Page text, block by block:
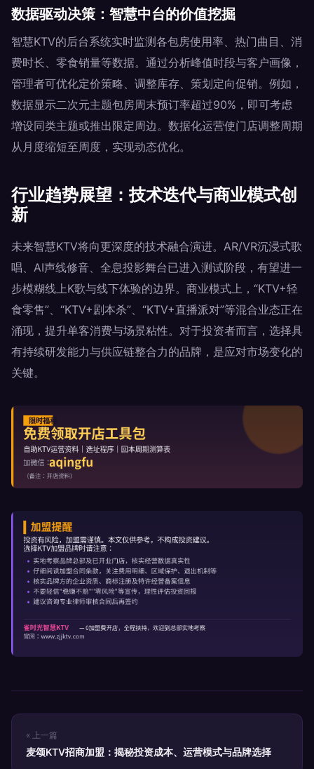
数据驱动决策：智慧中台的价值挖掘
智慧KTV的后台系统实时监测各包房使用率、热门曲目、消
费时长、零食销量等数据。通过分析峰值时段与客户画像，
管理者可优化定价策略、调整库存、策划定向促销。例如，
数据显示二次元主题包房周末预订率超过90%，即可考虑
增设同类主题或推出限定周边。数据化运营使门店调整周期
从月度缩短至周度，实现动态优化。
行业趋势展望：技术迭代与商业模式创
新
未来智慧KTV将向更深度的技术融合演进。AR/VR沉浸式歌
唱、AI声线修音、全息投影舞台已进入测试阶段，有望进一
步模糊线上K歌与线下体验的边界。商业模式上，“KTV+轻
食零售”、“KTV+剧本杀”、“KTV+直播派对”等混合业态正在
涌现，提升单客消费与场景粘性。对于投资者而言，选择具
有持续研发能力与供应链整合力的品牌，是应对市场变化的
关键。
« 上一篇
麦颂KTV招商加盟：揭秘投资成本、运营模式与品牌选择